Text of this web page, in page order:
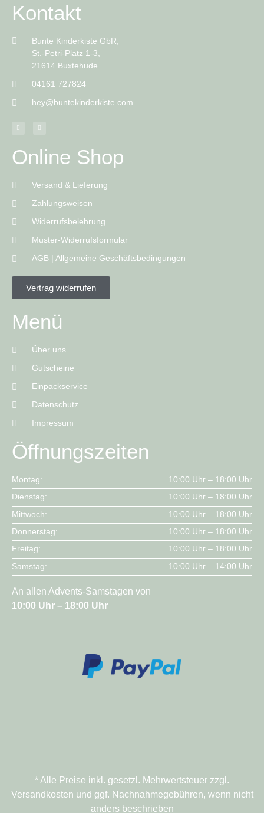
Kontakt
Bunte Kinderkiste GbR,
St.-Petri-Platz 1-3,
21614 Buxtehude
04161 727824
hey@buntekinderkiste.com
Online Shop
Versand & Lieferung
Zahlungsweisen
Widerrufsbelehrung
Muster-Widerrufsformular
AGB | Allgemeine Geschäftsbedingungen
Vertrag widerrufen
Menü
Über uns
Gutscheine
Einpackservice
Datenschutz
Impressum
Öffnungszeiten
Montag:
10:00 Uhr – 18:00 Uhr
Dienstag:
10:00 Uhr – 18:00 Uhr
Mittwoch:
10:00 Uhr – 18:00 Uhr
Donnerstag:
10:00 Uhr – 18:00 Uhr
Freitag:
10:00 Uhr – 18:00 Uhr
Samstag:
10:00 Uhr – 14:00 Uhr
An allen Advents-Samstagen von
10:00 Uhr – 18:00 Uhr
* Alle Preise inkl. gesetzl. Mehrwertsteuer zzgl.
Versandkosten und ggf. Nachnahmegebühren, wenn nicht
anders beschrieben